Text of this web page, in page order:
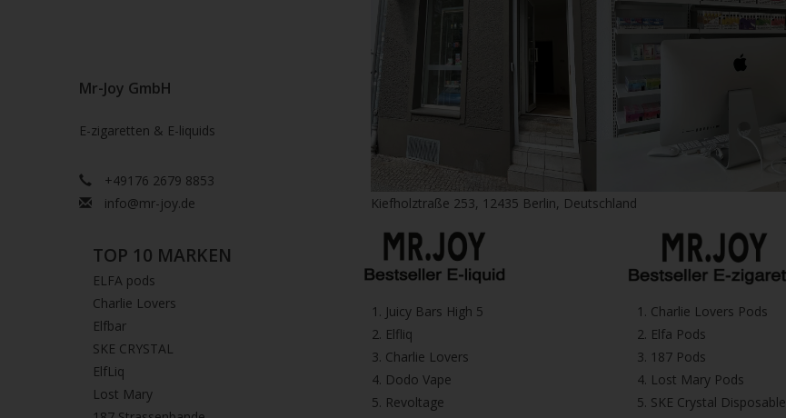
Mr-Joy GmbH
E-zigaretten & E-liquids
+49176 2679 8853
info@mr-joy.de
Kiefholztraße 253, 12435 Berlin, Deutschland
TOP 10 MARKEN
ELFA pods
Charlie Lovers
Elfbar
SKE CRYSTAL
ElfLiq
Lost Mary
1.⁠ ⁠Juicy Bars High 5
2.⁠ ⁠⁠Elfliq
3.⁠ ⁠⁠Charlie Lovers
4.⁠ ⁠⁠Dodo Vape
5. ⁠Revoltage
1.⁠ ⁠Charlie Lovers Pods
2.⁠ ⁠⁠Elfa Pods
3.⁠ ⁠⁠187 Pods
4.⁠ ⁠⁠Lost Mary Pods
5.⁠ ⁠⁠SKE Crystal Disposable